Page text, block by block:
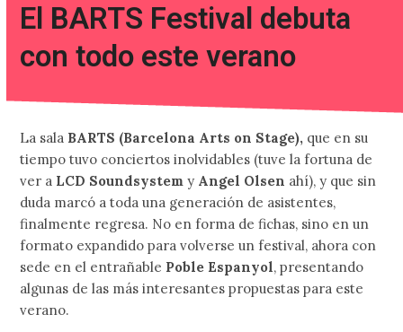
El BARTS Festival debuta
con todo este verano
La sala BARTS (Barcelona Arts on Stage), que en su
tiempo tuvo conciertos inolvidables (tuve la fortuna de
ver a LCD Soundsystem y Angel Olsen ahí), y que sin
duda marcó a toda una generación de asistentes,
finalmente regresa. No en forma de fichas, sino en un
formato expandido para volverse un festival, ahora con
sede en el entrañable Poble Espanyol, presentando
algunas de las más interesantes propuestas para este
verano.